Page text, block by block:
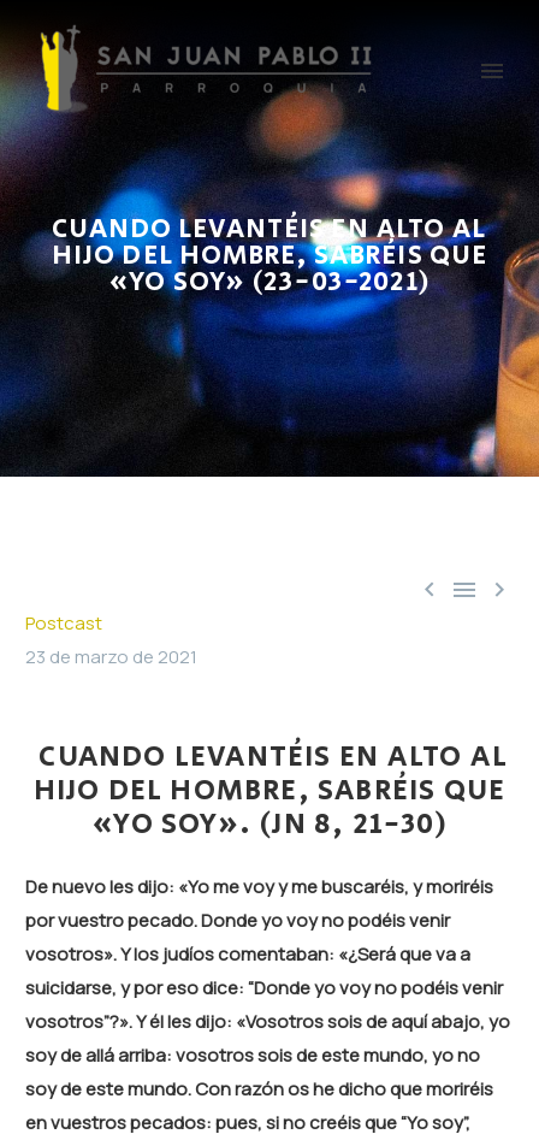
CUANDO LEVANTÉIS EN ALTO AL
HIJO DEL HOMBRE, SABRÉIS QUE
«YO SOY» (23-03-2021)
  
Postcast
23 de marzo de 2021
CUANDO LEVANTÉIS EN ALTO AL
HIJO DEL HOMBRE, SABRÉIS QUE
«YO SOY». (JN 8, 21-30)
De nuevo les dijo: «Yo me voy y me buscaréis, y moriréis
por vuestro pecado. Donde yo voy no podéis venir
vosotros». Y los judíos comentaban: «¿Será que va a
suicidarse, y por eso dice: “Donde yo voy no podéis venir
vosotros”?». Y él les dijo: «Vosotros sois de aquí abajo, yo
soy de allá arriba: vosotros sois de este mundo, yo no
soy de este mundo. Con razón os he dicho que moriréis
en vuestros pecados: pues, si no creéis que “Yo soy”,